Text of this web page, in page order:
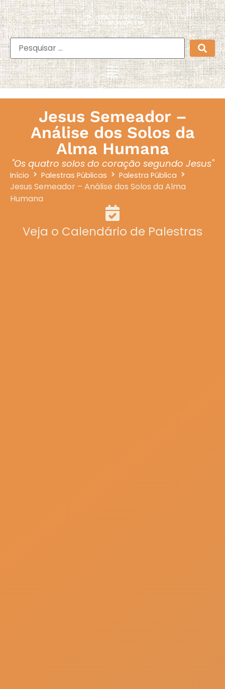
Jesus Semeador –
Análise dos Solos da
Alma Humana
"Os quatro solos do coração segundo Jesus"
Início Palestras Públicas Palestra Pública
Jesus Semeador – Análise dos Solos da Alma
Humana
Veja o Calendário de Palestras